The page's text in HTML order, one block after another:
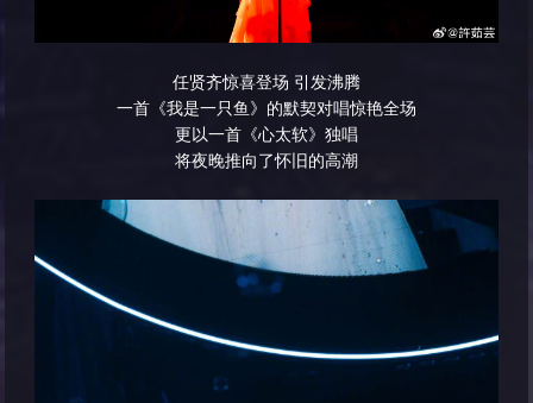
任贤齐惊喜登场 引发沸腾
一首《我是一只鱼》的默契对唱惊艳全场
更以一首《心太软》独唱
将夜晚推向了怀旧的高潮